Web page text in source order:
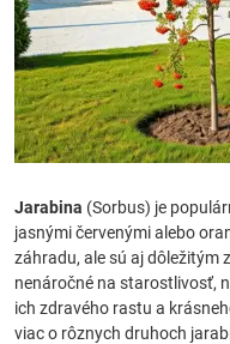
Jarabina (Sorbus) je
jasnými červenými alebo
záhradu, ale sú aj dôležitým
nenáročné na starostlivosť,
ich zdravého rastu a
viac o rôznych druhoch